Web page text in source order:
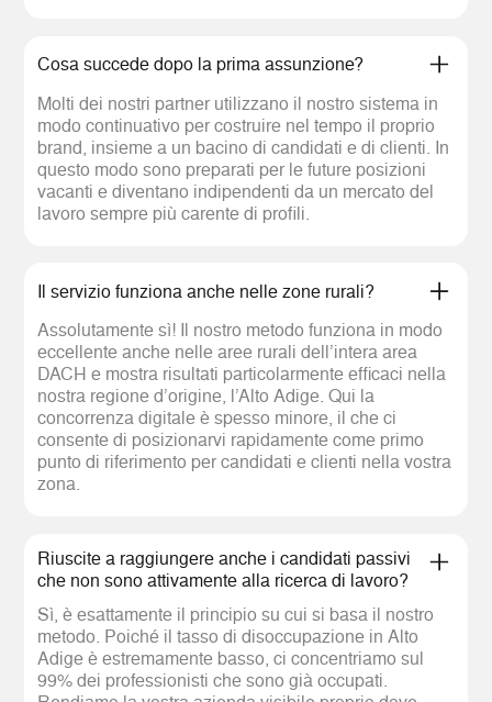
Cosa succede dopo la prima assunzione?
Molti dei nostri partner utilizzano il nostro sistema in
modo continuativo per costruire nel tempo il proprio
brand, insieme a un bacino di candidati e di clienti. In
questo modo sono preparati per le future posizioni
vacanti e diventano indipendenti da un mercato del
lavoro sempre più carente di profili.
Il servizio funziona anche nelle zone rurali?
Assolutamente sì! Il nostro metodo funziona in modo
eccellente anche nelle aree rurali dell’intera area
DACH e mostra risultati particolarmente efficaci nella
nostra regione d’origine, l’Alto Adige. Qui la
concorrenza digitale è spesso minore, il che ci
consente di posizionarvi rapidamente come primo
punto di riferimento per candidati e clienti nella vostra
zona.
Riuscite a raggiungere anche i candidati passivi
che non sono attivamente alla ricerca di lavoro?
Sì, è esattamente il principio su cui si basa il nostro
metodo. Poiché il tasso di disoccupazione in Alto
Adige è estremamente basso, ci concentriamo sul
99% dei professionisti che sono già occupati.